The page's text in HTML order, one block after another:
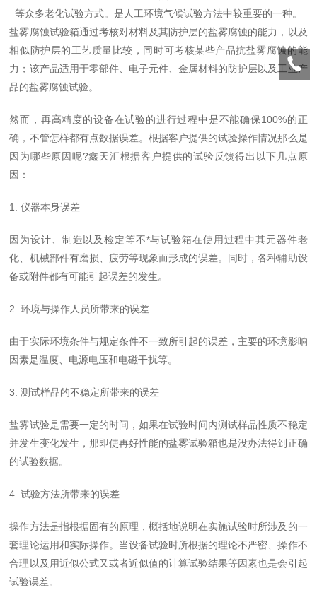
等众多老化试验方式。是人工环境气候试验方法中较重要的一种。
盐雾腐蚀试验箱通过考核对材料及其防护层的盐雾腐蚀的能力，以及
相似防护层的工艺质量比较，同时可考核某些产品抗盐雾腐蚀的能
力；该产品适用于零部件、电子元件、金属材料的防护层以及工业产
品的盐雾腐蚀试验。
然而，再高精度的设备在试验的进行过程中是不能确保100%的正
确，不管怎样都有点数据误差。根据客户提供的试验操作情况那么是
因为哪些原因呢?鑫天汇根据客户提供的试验反馈得出以下几点原
因：
1. 仪器本身误差
因为设计、制造以及检定等不*与试验箱在使用过程中其元器件老
化、机械部件有磨损、疲劳等现象而形成的误差。同时，各种辅助设
备或附件都有可能引起误差的发生。
2. 环境与操作人员所带来的误差
由于实际环境条件与规定条件不一致所引起的误差，主要的环境影响
因素是温度、电源电压和电磁干扰等。
3. 测试样品的不稳定所带来的误差
盐雾试验是需要一定的时间，如果在试验时间内测试样品性质不稳定
并发生变化发生，那即使再好性能的盐雾试验箱也是没办法得到正确
的试验数据。
4. 试验方法所带来的误差
操作方法是指根据固有的原理，概括地说明在实施试验时所涉及的一
套理论运用和实际操作。当设备试验时所根据的理论不严密、操作不
合理以及用近似公式又或者近似值的计算试验结果等因素也是会引起
试验误差。